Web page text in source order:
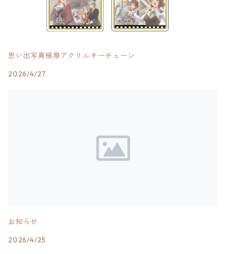
思い出写真極厚アクリルキーチェーン
2026/4/27
お知らせ
2026/4/25